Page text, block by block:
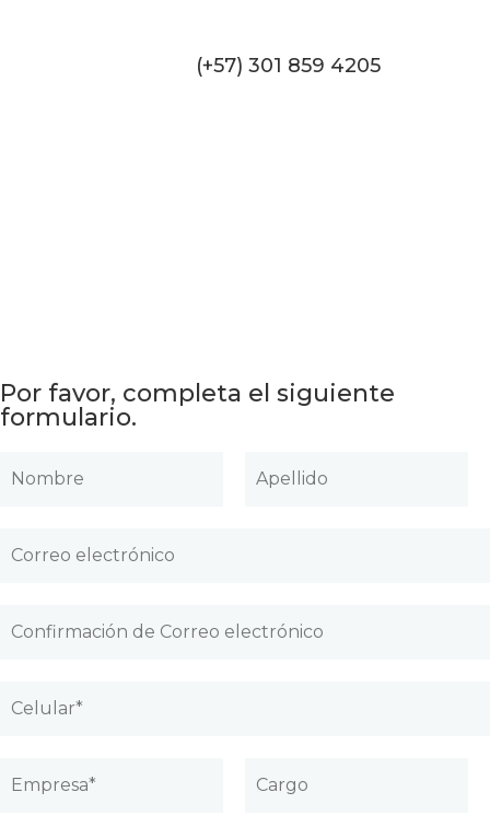
(+57) 301 859 4205
Por favor, completa el siguiente
formulario.